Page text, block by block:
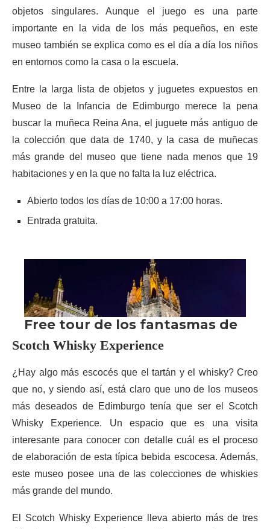
objetos singulares. Aunque el juego es una parte
importante en la vida de los más pequeños, en este
museo también se explica como es el día a día los niños
en entornos como la casa o la escuela.
Entre la larga lista de objetos y juguetes expuestos en
Museo de la Infancia de Edimburgo merece la pena
buscar la muñeca Reina Ana, el juguete más antiguo de
la colección que data de 1740, y la casa de muñecas
más grande del museo que tiene nada menos que 19
habitaciones y en la que no falta la luz eléctrica.
Abierto todos los días de 10:00 a 17:00 horas.
Entrada gratuita.
Scotch Whisky Experience
¿Hay algo más escocés que el tartán y el whisky? Creo
que no, y siendo así, está claro que uno de los museos
más deseados de Edimburgo tenía que ser el Scotch
Whisky Experience. Un espacio que es una visita
interesante para conocer con detalle cuál es el proceso
de elaboración de esta típica bebida escocesa. Además,
este museo posee una de las colecciones de whiskies
más grande del mundo.
El Scotch Whisky Experience lleva abierto más de tres